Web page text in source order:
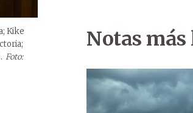
Kike
Foto:
Notas más